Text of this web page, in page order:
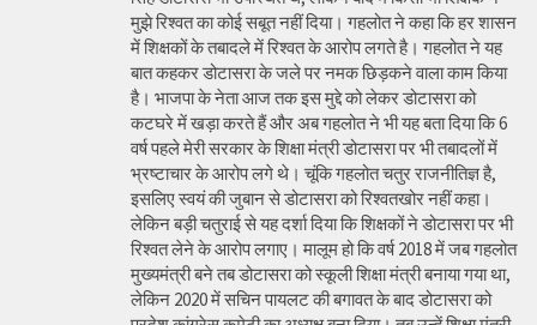
मुझे रिश्वत का कोई सबूत नहीं दिया। गहलोत ने कहा कि हर शासन
में शिक्षकों के तबादले में रिश्वत के आरोप लगते है। गहलोत ने यह
बात कहकर डोटासरा के जले पर नमक छिड़कने वाला काम किया
है। भाजपा के नेता आज तक इस मुद्दे को लेकर डोटासरा को
कटघरे में खड़ा करते हैं और अब गहलोत ने भी यह बता दिया कि 6
वर्ष पहले मेरी सरकार के शिक्षा मंत्री डोटासरा पर भी तबादलों में
भ्रष्टाचार के आरोप लगे थे। चूंकि गहलोत चतुर राजनीतिज्ञ है,
इसलिए स्वयं की जुबान से डोटासरा को रिश्वतखोर नहीं कहा।
लेकिन बड़ी चतुराई से यह दर्शा दिया कि शिक्षकों ने डोटासरा पर भी
रिश्वत लेने के आरोप लगाए। मालूम हो कि वर्ष 2018 में जब गहलोत
मुख्यमंत्री बने तब डोटासरा को स्कूली शिक्षा मंत्री बनाया गया था,
लेकिन 2020 में सचिन पायलट की बगावत के बाद डोटासरा को